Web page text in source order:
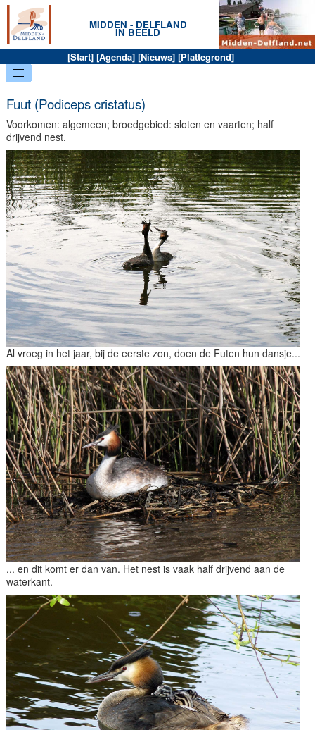
MIDDEN - DELFLAND
IN BEELD
[Start] [Agenda] [Nieuws] [Plattegrond]
Fuut (Podiceps cristatus)
Voorkomen: algemeen; broedgebied: sloten en vaarten; half
drijvend nest.
Al vroeg in het jaar, bij de eerste zon, doen de Futen hun dansje...
... en dit komt er dan van. Het nest is vaak half drijvend aan de
waterkant.